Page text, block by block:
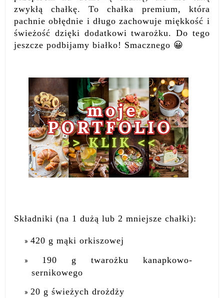
zwykłą chałkę. To chałka premium, która
pachnie obłędnie i długo zachowuje miękkość i
świeżość dzięki dodatkowi twarożku. Do tego
jeszcze podbijamy białko! Smacznego 😀
Składniki (na 1 dużą lub 2 mniejsze chałki):
420 g mąki orkiszowej
190 g twarożku kanapkowo-
sernikowego
20 g świeżych drożdży